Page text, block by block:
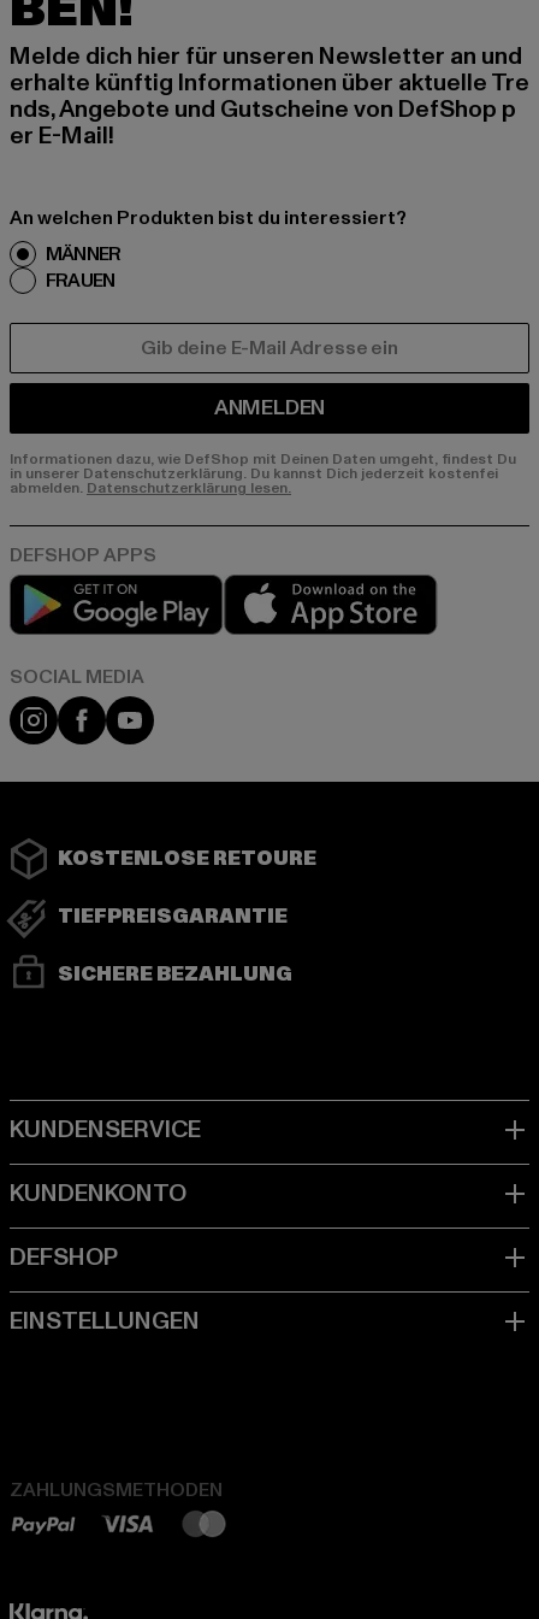
Melde dich hier für unseren Newsletter an und
erhalte künftig Informationen über aktuelle Tre
nds, Angebote und Gutscheine von DefShop p
er E-Mail!
An welchen Produkten bist du interessiert?
MÄNNER
FRAUEN
ANMELDEN
Informationen dazu, wie DefShop mit Deinen Daten umgeht, findest Du
in unserer Datenschutzerklärung. Du kannst Dich jederzeit kostenfei
abmelden. Datenschutzerklärung lesen.
Play market
Instagram
FacebookYouTube
KOSTENLOSE RETOURE
TIEFPREISGARANTIE
SICHERE BEZAHLUNG
ZAHLUNGSMETHODEN